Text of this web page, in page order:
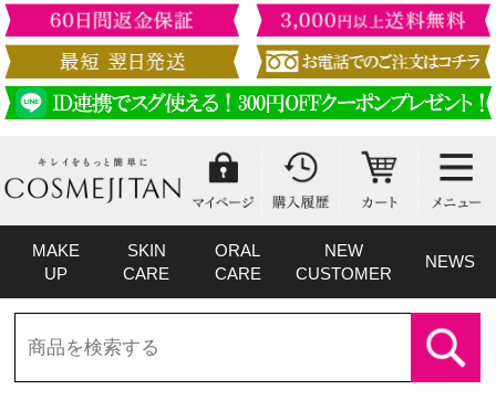
MAKE
UP
SKIN
CARE
ORAL
CARE
NEW
CUSTOMER
NEWS